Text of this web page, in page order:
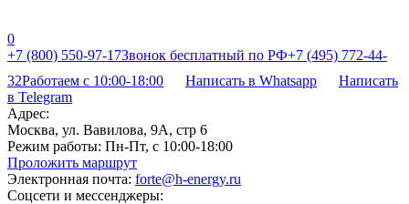
0
+7 (800) 550-97-17Звонок бесплатный по РФ+7 (495) 772-44-
32Работаем с 10:00-18:00 Написать в Whatsapp
Написать
в Telegram
Адрес:
Москва, ул. Вавилова, 9А, стр 6
Режим работы: Пн-Пт, с 10:00-18:00
Проложить маршрут
Электронная почта: forte@h-energy.ru
Соцсети и мессенджеры: